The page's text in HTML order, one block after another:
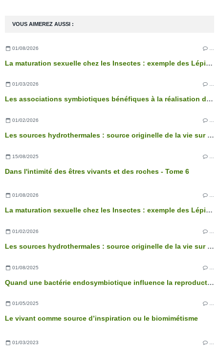
VOUS AIMEREZ AUSSI :
01/08/2026
La maturation sexuelle chez les Insectes : exemple des Lépidoptères
01/03/2026 …
Les associations symbiotiques bénéfiques à la réalisation des fonctions physiologiques de l’arbre
01/02/2026
Les sources hydrothermales : source originelle de la vie sur Terre ?
15/08/2025
Dans l'intimité des êtres vivants et des roches - Tome 6
01/08/2026 …
La maturation sexuelle chez les Insectes : exemple des Lépidoptères
01/02/2026
Les sources hydrothermales : source originelle de la vie sur Terre ?
01/08/2025
Quand une bactérie endosymbiotique influence la reproduction des Arthropodes
01/05/2025
Le vivant comme source d’inspiration ou le biomimétisme
01/03/2023